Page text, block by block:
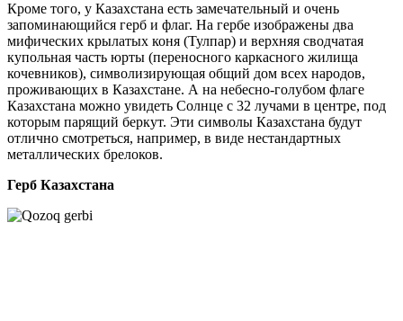
Кроме того, у Казахстана есть замечательный и очень
запоминающийся герб и флаг. На гербе изображены два
мифических крылатых коня (Тулпар) и верхняя сводчатая
купольная часть юрты (переносного каркасного жилища
кочевников), символизирующая общий дом всех народов,
проживающих в Казахстане. А на небесно-голубом флаге
Казахстана можно увидеть Солнце с 32 лучами в центре, под
которым парящий беркут. Эти символы Казахстана будут
отлично смотреться, например, в виде нестандартных
металлических брелоков.
Герб Казахстана